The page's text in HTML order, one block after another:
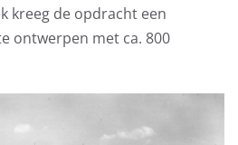
kreeg de opdracht een
ontwerpen met ca. 800